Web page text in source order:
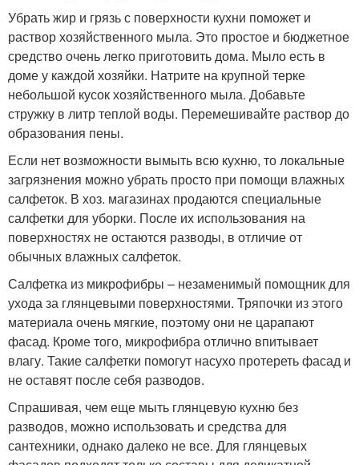
Убрать жир и грязь с поверхности кухни поможет и
раствор хозяйственного мыла. Это простое и бюджетное
средство очень легко приготовить дома. Мыло есть в
доме у каждой хозяйки. Натрите на крупной терке
небольшой кусок хозяйственного мыла. Добавьте
стружку в литр теплой воды. Перемешивайте раствор до
образования пены.
Если нет возможности вымыть всю кухню, то локальные
загрязнения можно убрать просто при помощи влажных
салфеток. В хоз. магазинах продаются специальные
салфетки для уборки. После их использования на
поверхностях не остаются разводы, в отличие от
обычных влажных салфеток.
Салфетка из микрофибры – незаменимый помощник для
ухода за глянцевыми поверхностями. Тряпочки из этого
материала очень мягкие, поэтому они не царапают
фасад. Кроме того, микрофибра отлично впитывает
влагу. Такие салфетки помогут насухо протереть фасад и
не оставят после себя разводов.
Спрашивая, чем еще мыть глянцевую кухню без
разводов, можно использовать и средства для
сантехники, однако далеко не все. Для глянцевых